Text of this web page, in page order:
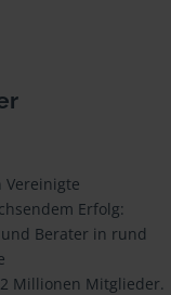
Vereinigte
Erfolg:
Berater in rund
Millionen Mitglieder.